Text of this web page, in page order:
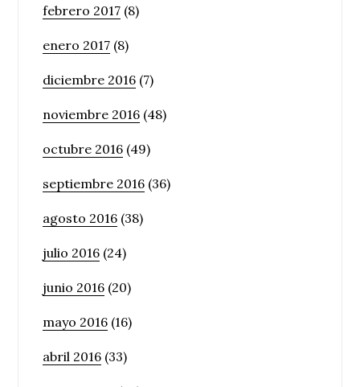
febrero 2017 (8)
enero 2017 (8)
diciembre 2016 (7)
noviembre 2016 (48)
octubre 2016 (49)
septiembre 2016 (36)
agosto 2016 (38)
julio 2016 (24)
junio 2016 (20)
mayo 2016 (16)
abril 2016 (33)